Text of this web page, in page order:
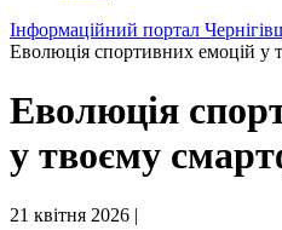
Інформаційний портал
Еволюція спортивних емоцій у
Еволюція
у твоєму
21 квітня 2026 |